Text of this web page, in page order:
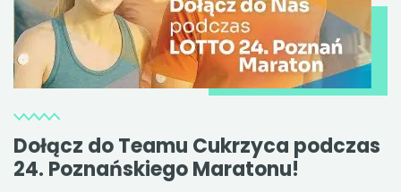
Dołącz do Teamu Cukrzyca podczas
24. Poznańskiego Maratonu!